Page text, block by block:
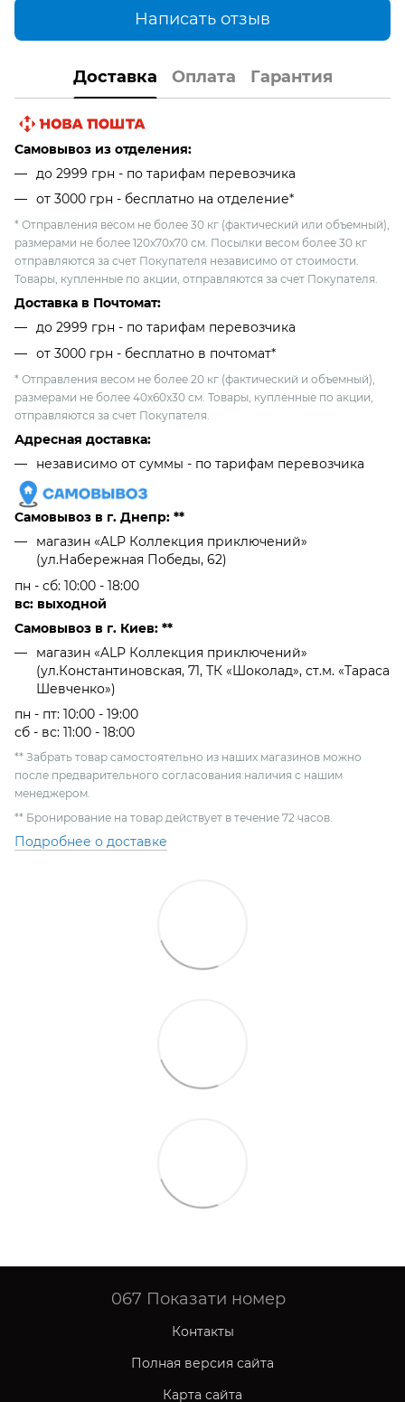
Написать отзыв
Доставка Оплата Гарантия
Самовывоз из отделения:
до 2999 грн - по тарифам перевозчика
от 3000 грн - бесплатно на отделение*
* Отправления весом не более 30 кг (фактический или объемный),
размерами не более 120х70х70 см. Посылки весом более 30 кг
отправляются за счет Покупателя независимо от стоимости.
Товары, купленные по акции, отправляются за счет Покупателя.
Доставка в Почтомат:
до 2999 грн - по тарифам перевозчика
от 3000 грн - бесплатно в почтомат*
* Отправления весом не более 20 кг (фактический и объемный),
размерами не более 40х60х30 см. Товары, купленные по акции,
отправляются за счет Покупателя.
Адресная доставка:
независимо от cуммы - по тарифам перевозчика
Самовывоз в г. Днепр: **
магазин «ALP Коллекция приключений»
(ул.Набережная Победы, 62)
пн - сб: 10:00 - 18:00
вс: выходной
Самовывоз в г. Киев: **
магазин «ALP Коллекция приключений»
(ул.Константиновская, 71, ТК «Шоколад», ст.м. «Тараса
Шевченко»)
пн - пт: 10:00 - 19:00
сб - вс: 11:00 - 18:00
** Забрать товар самостоятельно из наших магазинов можно
после предварительного согласования наличия с нашим
менеджером.
** Бронирование на товар действует в течение 72 часов.
Подробнее о доставке
067 Показати номер
Контакты
Полная версия сайта
Карта сайта